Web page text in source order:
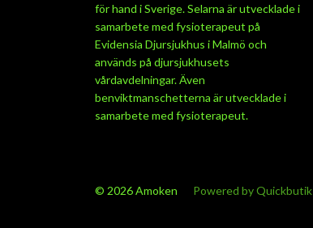
för hand i Sverige. Selarna är utvecklade i
samarbete med fysioterapeut på
Evidensia Djursjukhus i Malmö och
används på djursjukhusets
vårdavdelningar. Även
benviktmanschetterna är utvecklade i
samarbete med fysioterapeut.
© 2026 Amoken Powered by Quickbutik